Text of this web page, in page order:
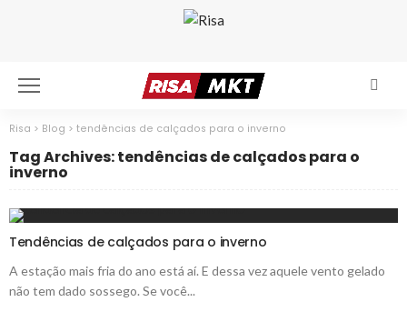
Risa > Blog > tendências de calçados para o inverno
Tag Archives: tendências de calçados para o
inverno
Tendências de calçados para o inverno
A estação mais fria do ano está aí. E dessa vez aquele vento gelado
não tem dado sossego. Se você...